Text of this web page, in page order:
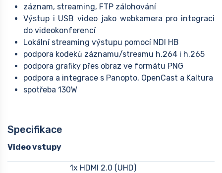
záznam, streaming, FTP zálohování
Výstup i USB video jako webkamera pro integraci
do videokonferencí
Lokální streaming výstupu pomocí NDI HB
podpora kodeků záznamu/streamu h.264 i h.265
podpora grafiky přes obraz ve formátu PNG
podpora a integrace s Panopto, OpenCast a Kaltura
spotřeba 130W
Specifikace
Video vstupy
1x HDMI 2.0 (UHD)